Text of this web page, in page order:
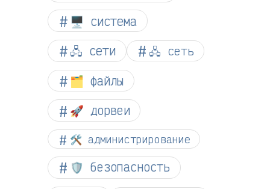
🖥️ система
🖧 сети
🖧 сеть
🗂️ файлы
🚀 дорвеи
🛠️ администрирование
🛡️ безопасность